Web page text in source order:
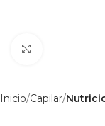
Inicio Capilar